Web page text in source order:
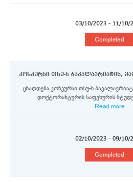
03/10/2023 - 11/10/
Completed
ცხადდება კონკურსი თსუ-ს
დოქტორანტურის საფეხურის
Read more
02/10/2023 - 09/10/
Completed